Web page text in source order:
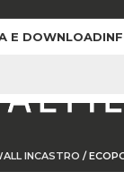
E DOWNLOAD
INCASTRO /